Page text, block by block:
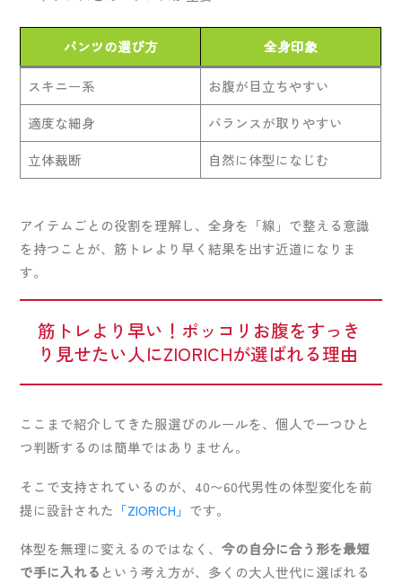
パンツの選び方 全身印象
スキニー系
お腹が目立ちやすい
適度な細身
バランスが取りやすい
立体裁断
自然に体型になじむ
アイテムごとの役割を理解し、全身を「線」で整える意識
を持つことが、筋トレより早く結果を出す近道になりま
す。
筋トレより早い！ポッコリお腹をすっき
り見せたい人にZIORICHが選ばれる理由
ここまで紹介してきた服選びのルールを、個人で一つひと
つ判断するのは簡単ではありません。
そこで支持されているのが、40〜60代男性の体型変化を前
提に設計された 「ZIORICH」 です。
体型を無理に変えるのではなく、今の自分に合う形を最短
で手に入れる という考え方が、多くの大人世代に選ばれる